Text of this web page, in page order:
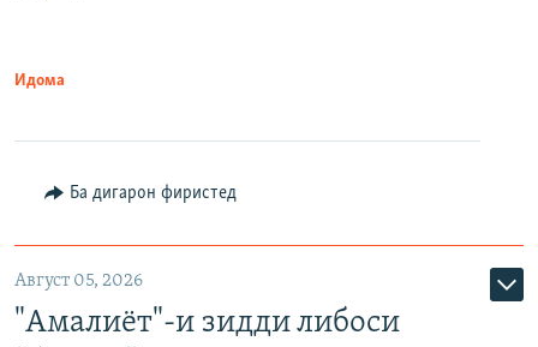
Идома
Ба дигарон фиристед
Август 05, 2026
"Амалиёт"-и зидди либоси